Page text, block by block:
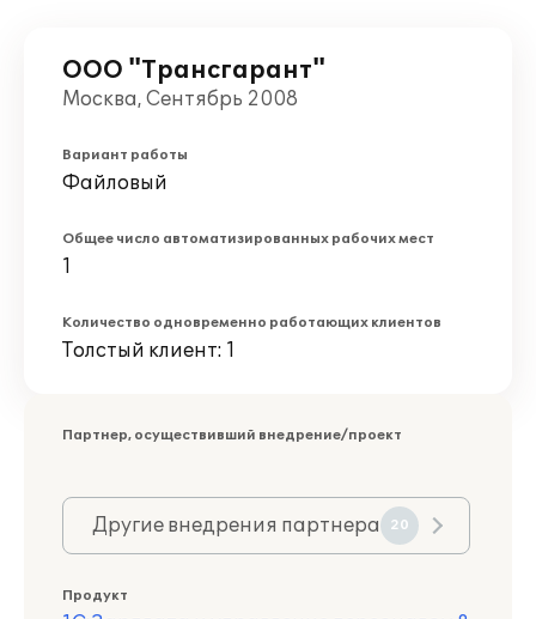
ООО "Трансгарант"
Москва, Сентябрь 2008
Вариант работы
Файловый
Общее число автоматизированных рабочих мест
1
Количество одновременно работающих клиентов
Толстый клиент: 1
Партнер, осуществивший внедрение/проект
Другие внедрения партнера 20
Продукт